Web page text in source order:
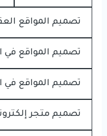
تصميم المواقع
تصميم المواقع في
تصميم المواقع في
تصميم متجر